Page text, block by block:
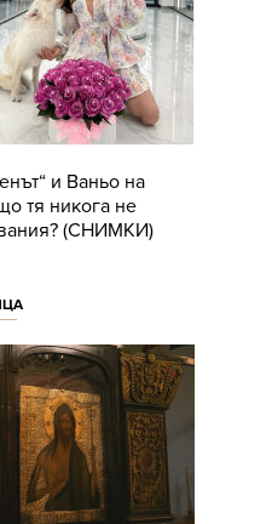
и Ваньо на
тя никога не
(СНИМКИ)